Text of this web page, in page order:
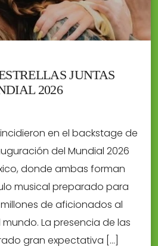
JUNTAS
2026
en el backstage de
del Mundial 2026
donde ambas forman
musical preparado para
de aficionados al
La presencia de las
gran expectativa […]